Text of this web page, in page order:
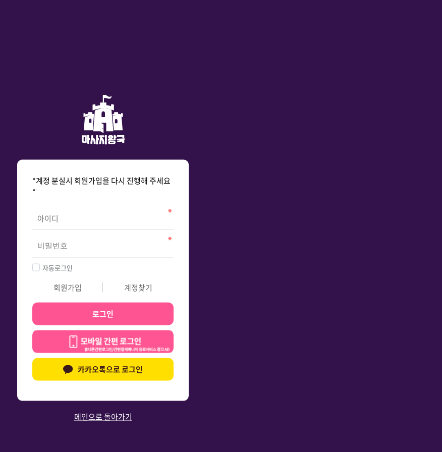
*계정 분실시 회원가입을 다시 진행해 주세요
*
자동로그인
회원가입 계정찾기
로그인
카카오톡으로 로그인
메인으로 돌아가기